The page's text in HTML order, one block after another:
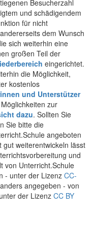
Besucherzahl
und schädigendem
für nicht
dem Wunsch
sich weiterhin eine
großen Teil der
eingerichtet.
die Möglichkeit,
kostenlos
und Unterstützer
zur
dazu. Sollten Sie
Sie bitte die
angeboten
weiterentwickeln lässt
und
von Unterricht.Schule
- unter der Lizenz CC-
angegeben - von
der Lizenz CC BY